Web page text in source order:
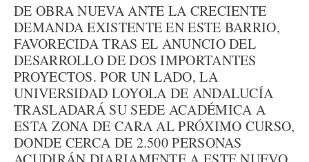
DE OBRA NUEVA ANTE LA CRECIENTE
DEMANDA EXISTENTE EN ESTE BARRIO,
FAVORECIDA TRAS EL ANUNCIO DEL
DESARROLLO DE DOS IMPORTANTES
PROYECTOS. POR UN LADO, LA
UNIVERSIDAD LOYOLA DE ANDALUCÍA
TRASLADARÁ SU SEDE ACADÉMICA A
ESTA ZONA DE CARA AL PRÓXIMO CURSO,
DONDE CERCA DE 2.500 PERSONAS